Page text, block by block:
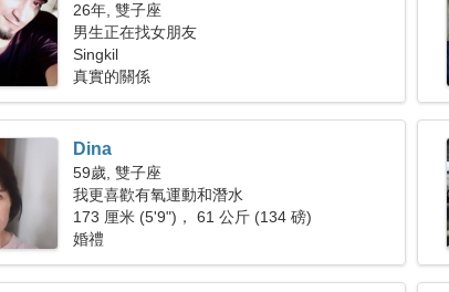
26年, 雙子座
男生正在找女朋友
Singkil
真實的關係
Dina
59歲, 雙子座
我更喜歡有氧運動和潛水
173 厘米 (5'9")， 61 公斤 (134 磅)
婚禮